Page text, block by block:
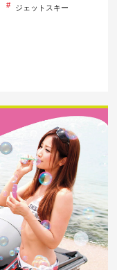
ジェットスキー